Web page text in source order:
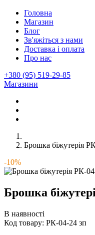
Головна
Магазин
Блог
Зв'яжіться з нами
Доставка і оплата
Про нас
+380 (95) 519-29-85
Магазини
Брошка біжутерія
-10%
Брошка
В наявності
Код товару: РК-04-24 зп